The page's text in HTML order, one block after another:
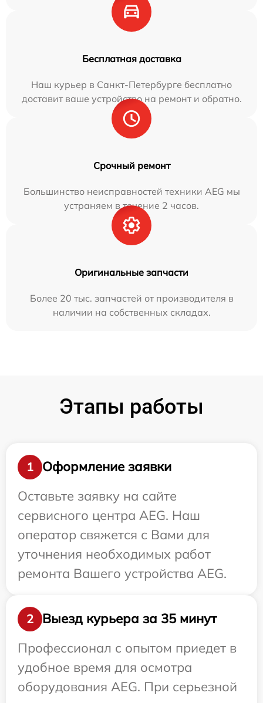
Бесплатная доставка
Наш курьер в Санкт-Петербурге бесплатно
доставит ваше устройство на ремонт и обратно.
Срочный ремонт
Большинство неисправностей техники AEG мы
устраняем в течение 2 часов.
Оригинальные запчасти
Более 20 тыс. запчастей от производителя в
наличии на собственных складах.
Этапы работы
1
Оформление заявки
Оставьте заявку на сайте
сервисного центра AEG. Наш
оператор свяжется с Вами для
уточнения необходимых работ
ремонта Вашего устройства AEG.
2
Выезд курьера за 35 минут
Профессионал с опытом приедет в
удобное время для осмотра
оборудования AEG. При серьезной